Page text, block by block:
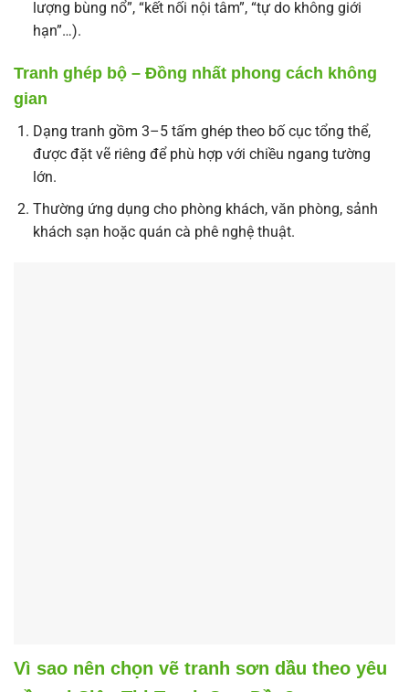
lượng bùng nổ”, “kết nối nội tâm”, “tự do không giới
hạn”…).
Tranh ghép bộ – Đồng nhất phong cách không
gian
Dạng tranh gồm 3–5 tấm ghép theo bố cục tổng thể,
được đặt vẽ riêng để phù hợp với chiều ngang tường
lớn.
Thường ứng dụng cho phòng khách, văn phòng, sảnh
khách sạn hoặc quán cà phê nghệ thuật.
Vì sao nên chọn vẽ tranh sơn dầu theo yêu